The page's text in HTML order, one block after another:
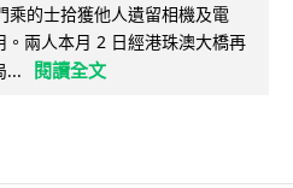
的士拾獲他人遺留相機及電
兩人本月 2 日經港珠澳大橋再
...
閱讀全文